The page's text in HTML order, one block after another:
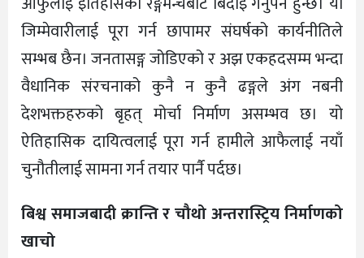
जिम्मेवारीलाई पूरा गर्न छापामर संघर्षको कार्यनीतिले
सम्भब छैन। जनतासङ्ग जोडिएको र अझ एकहदसम्म भन्दा
वैधानिक संरचनाको कुनै न कुनै ढङ्गले अंग नबनी
देशभक्तहरुको बृहत् मोर्चा निर्माण असम्भव छ। यो
ऐतिहासिक दायित्वलाई पूरा गर्न हामीले आफैलाई नयाँ
चुनौतीलाई सामना गर्न तयार पार्नै पर्दछ।
बिश्व समाजबादी क्रान्ति र चौथो अन्तरास्ट्रिय निर्माणको
खाचो